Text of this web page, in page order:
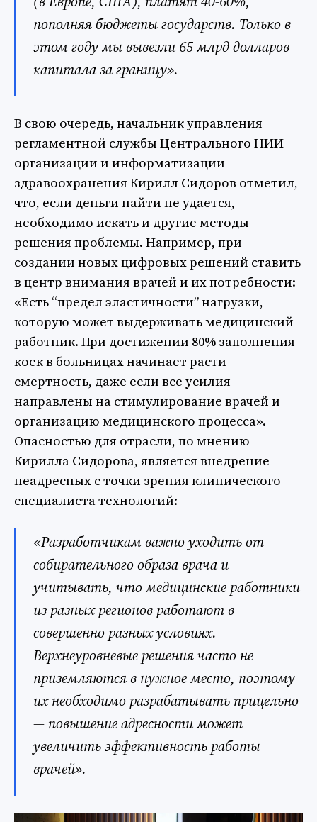
пополняя бюджеты государств. Только в
этом году мы вывезли 65 млрд долларов
капитала за границу».
В свою очередь, начальник управления
регламентной службы Центрального НИИ
организации и информатизации
здравоохранения Кирилл Сидоров отметил,
что, если деньги найти не удается,
необходимо искать и другие методы
решения проблемы. Например, при
создании новых цифровых решений ставить
в центр внимания врачей и их потребности:
«Есть “предел эластичности” нагрузки,
которую может выдерживать медицинский
работник. При достижении 80% заполнения
коек в больницах начинает расти
смертность, даже если все усилия
направлены на стимулирование врачей и
организацию медицинского процесса».
Опасностью для отрасли, по мнению
Кирилла Сидорова, является внедрение
неадресных с точки зрения клинического
специалиста технологий:
«Разработчикам важно уходить от
собирательного образа врача и
учитывать, что медицинские работники
из разных регионов работают в
совершенно разных условиях.
Верхнеуровневые решения часто не
приземляются в нужное место, поэтому
их необходимо разрабатывать прицельно
— повышение адресности может
увеличить эффективность работы
врачей».